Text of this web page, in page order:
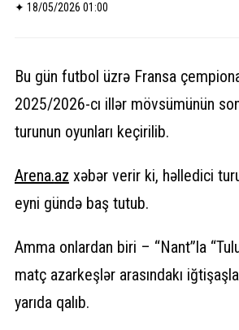
✦ 18/05/2026 01:00
Bu gün futbol üzrə Fransa
2025/2026-cı illər mövsümünün
turunun oyunları keçirilib.
Arena.az xəbər verir ki, həlledici
eyni gündə baş tutub.
Amma onlardan biri – “Nant”la
matç azarkeşlər arasındakı
yarıda qalıb.